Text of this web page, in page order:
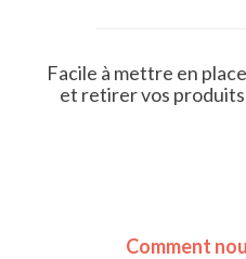
Facile à mettre en
et retirer vos produits
Comment